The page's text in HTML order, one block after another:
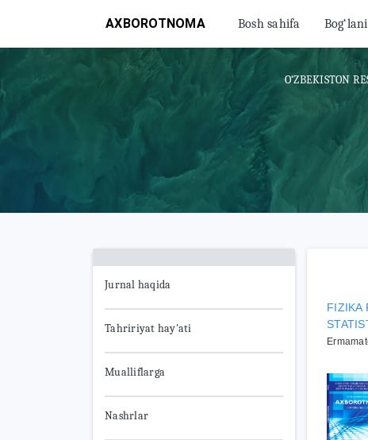
AXBOROTNOMA Bosh sahifa
O‘ZBEKISTON
Jurnal haqida
Tahririyat hay'ati
Mualliflarga
Nashrlar
FIZIKA